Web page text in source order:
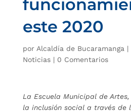
este 2020
por Alcaldía de Bucaramanga |
Noticias| 0 Comentarios
La Escuela Municipal de
la inclusión social a través de